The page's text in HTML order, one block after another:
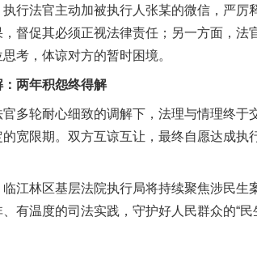
法官主动加被执行人张某的微信，严厉
督促其必须正视法律责任；另一方面，法
考，体谅对方的暂时困境。
两年积怨终得解
轮耐心细致的调解下，法理与情理终于
的宽限期。双方互谅互让，最终自愿达成
林区基层法院执行局将持续聚焦涉民生
有温度的司法实践，守护好人民群众的“民